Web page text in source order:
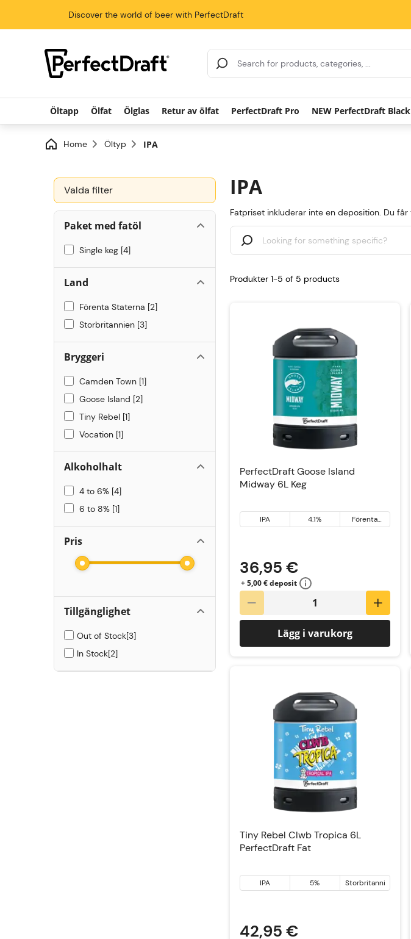
Discover the world of beer with PerfectDraft
Search Results
Öltapp Ölfat Ölglas Retur av ölfat PerfectDraft Pro NEW PerfectDraft Black
Home Öltyp IPA
Valda filter
Paket med fatöl
Single keg 4
Land
Förenta Staterna 2
Storbritannien 3
Bryggeri
Camden Town 1
Goose Island 2
Tiny Rebel 1
Vocation 1
Alkoholhalt
4 to 6% 4
6 to 8% 1
Pris
Tillgänglighet
Out of Stock 3
In Stock 2
IPA
Fatpriset inkluderar inte en deposition. Du
Produkter 1-5 of 5 products
PerfectDraft Goose Island
Midway 6L Keg
36,95 €
+ 5,00 € deposit
Lägg i varukorg
IPA 4.1% Förenta
Staterna
Tiny Rebel Clwb Tropica 6L
PerfectDraft Fat
42,95 €
IPA 5% Storbritannien